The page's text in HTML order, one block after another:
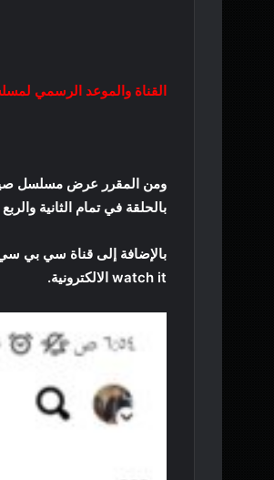
القناة والموعد الرسمي
ومن المقرر عرض مسلسل صيد
بالحلقة في تمام الثانية
بالإضافة إلى قناة سي بي
watch it الالكترونية.